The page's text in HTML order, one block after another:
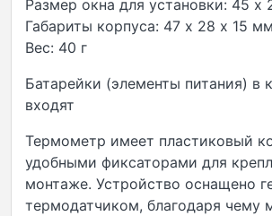
Размер окна для установки: 45 х
Габариты корпуса: 47 х 28 х 15 мм
Вес: 40 г
Батарейки (элементы питания) в
входят
Термометр имеет пластиковый
удобными фиксаторами для
монтаже. Устройство оснащено
термодатчиком, благодаря чему